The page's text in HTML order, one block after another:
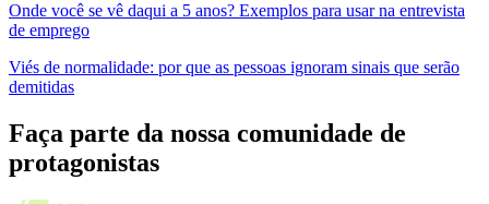
Onde você se vê daqui a 5 anos? Exemplos para usar na entrevista
de emprego
Viés de normalidade: por que as pessoas ignoram sinais que serão
demitidas
Faça parte da nossa comunidade de
protagonistas